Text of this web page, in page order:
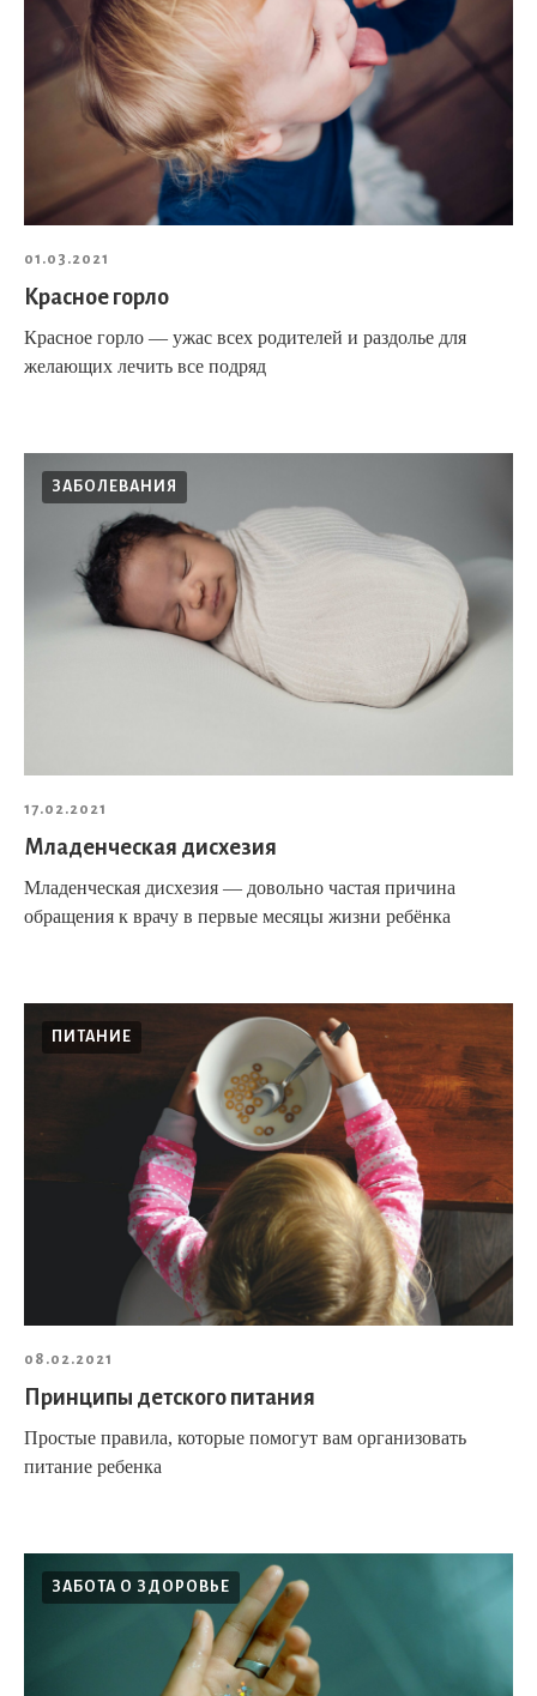
01.03.2021
Красное горло
Красное горло — ужас всех родителей и раздолье для
желающих лечить все подряд
ЗАБОЛЕВАНИЯ
17.02.2021
Младенческая дисхезия
Младенческая дисхезия — довольно частая причина
обращения к врачу в первые месяцы жизни ребёнка
ПИТАНИЕ
08.02.2021
Принципы детского питания
Простые правила, которые помогут вам организовать
питание ребенка
ЗАБОТА О ЗДОРОВЬЕ